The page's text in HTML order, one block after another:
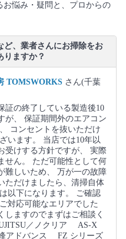
悩み・疑問と、プロからの
ど、業者さんにお掃除をお
りますか？
TOMSWORKS さん(千葉
証の終了している製造後10
が、 保証期間外のエアコン
コンセントを抜いただけ
います。 当店では10年以
受けする方針ですが、 実際
せん。 ただ可能性として何
難しいため、 万が一の故障
ただけましたら、清掃自体
以下になります。 ご確認
対応可能なエリアでした
しますのでまずはご相談く
／ノクリア AS-X
アドバンス FZ シリーズ